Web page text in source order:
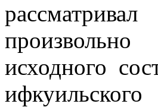
исходного